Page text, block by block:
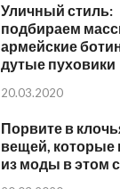
Уличный стиль:
подбираем
армейские
дутые пуховики
20.03.2020
Порвите в
вещей,
из моды в этом